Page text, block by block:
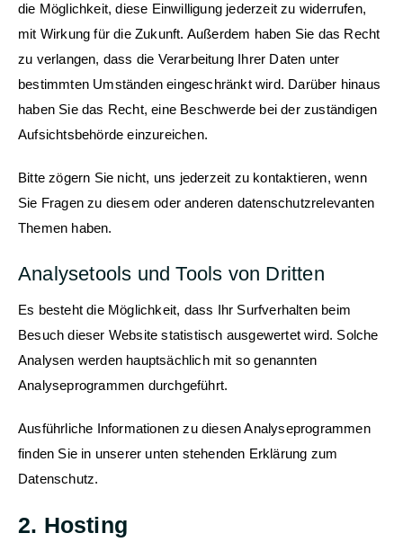
die Möglichkeit, diese Einwilligung jederzeit zu widerrufen,
mit Wirkung für die Zukunft. Außerdem haben Sie das Recht
zu verlangen, dass die Verarbeitung Ihrer Daten unter
bestimmten Umständen eingeschränkt wird. Darüber hinaus
haben Sie das Recht, eine Beschwerde bei der zuständigen
Aufsichtsbehörde einzureichen.
Bitte zögern Sie nicht, uns jederzeit zu kontaktieren, wenn
Sie Fragen zu diesem oder anderen datenschutzrelevanten
Themen haben.
Analysetools und Tools von Dritten
Es besteht die Möglichkeit, dass Ihr Surfverhalten beim
Besuch dieser Website statistisch ausgewertet wird. Solche
Analysen werden hauptsächlich mit so genannten
Analyseprogrammen durchgeführt.
Ausführliche Informationen zu diesen Analyseprogrammen
finden Sie in unserer unten stehenden Erklärung zum
Datenschutz.
2. Hosting